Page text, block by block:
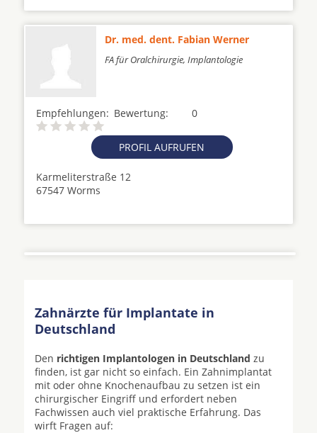
Dr. med. dent. Fabian Werner
FA für Oralchirurgie, Implantologie
Empfehlungen: 0
Bewertung:
PROFIL AUFRUFEN
Karmeliterstraße 12
67547 Worms
Zahnärzte für Implantate in
Deutschland
Den richtigen Implantologen in Deutschland zu
finden, ist gar nicht so einfach. Ein Zahnimplantat
mit oder ohne Knochenaufbau zu setzen ist ein
chirurgischer Eingriff und erfordert neben
Fachwissen auch viel praktische Erfahrung. Das
wirft Fragen auf: